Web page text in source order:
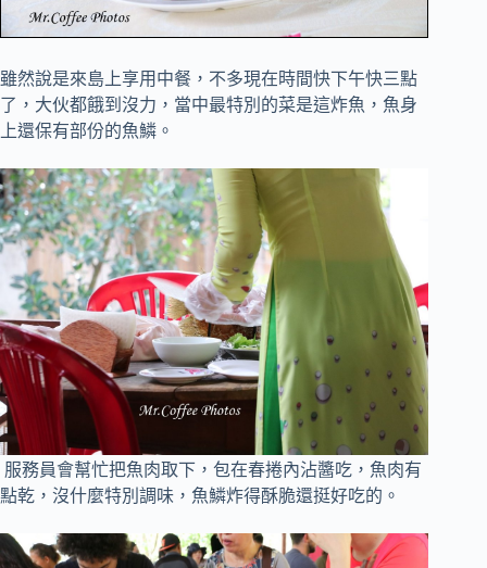
雖然說是來島上享用中餐，不多現在時間快下午快三點
了，大伙都餓到沒力，當中最特別的菜是這炸魚，魚身
上還保有部份的魚鱗。
服務員會幫忙把魚肉取下，包在春捲內沾醬吃，魚肉有
點乾，沒什麼特別調味，魚鱗炸得酥脆還挺好吃的。